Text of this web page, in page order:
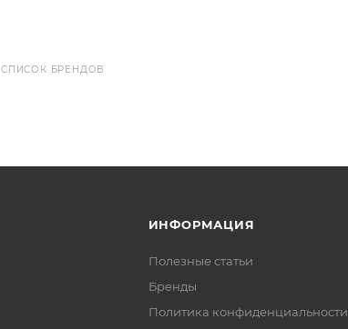
СПИСОК БРЕНДОВ
ИНФОРМАЦИЯ
Полезные статьи
Бренды
Политика конфиденциальности